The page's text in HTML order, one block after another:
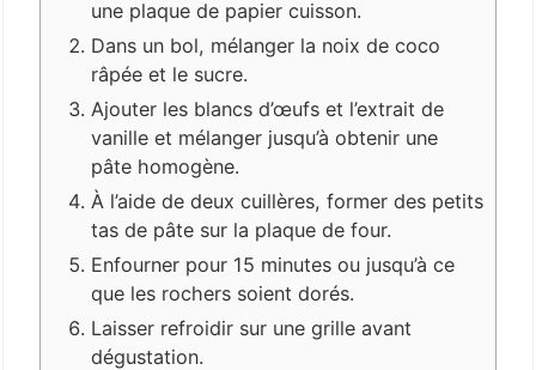
une plaque de papier cuisson.
Dans un bol, mélanger la noix de coco
râpée et le sucre.
Ajouter les blancs d’œufs et l’extrait de
vanille et mélanger jusqu’à obtenir une
pâte homogène.
À l’aide de deux cuillères, former des petits
tas de pâte sur la plaque de four.
Enfourner pour 15 minutes ou jusqu’à ce
que les rochers soient dorés.
Laisser refroidir sur une grille avant
dégustation.